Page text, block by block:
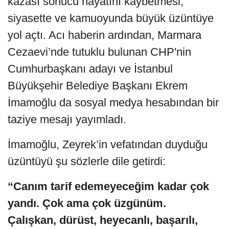
siyasette ve kamuoyunda büyük üzüntüye
yol açtı. Acı haberin ardından, Marmara
Cezaevi’nde tutuklu bulunan CHP'nin
Cumhurbaşkanı adayı ve İstanbul
Büyükşehir Belediye Başkanı Ekrem
İmamoğlu da sosyal medya hesabından bir
taziye mesajı yayımladı.
İmamoğlu, Zeyrek’in vefatından duyduğu
üzüntüyü şu sözlerle dile getirdi:
“Canım tarif edemeyeceğim kadar çok
yandı. Çok ama çok üzgünüm.
Çalışkan, dürüst, heyecanlı, başarılı,